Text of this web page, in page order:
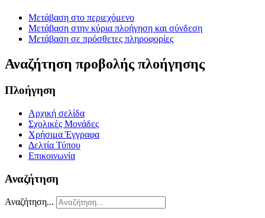
Μετάβαση στο περιεχόμενο
Μετάβαση στην κύρια πλοήγηση και σύνδεση
Μετάβαση σε πρόσθετες πληροφορίες
Αναζήτηση προβολής πλοήγησης
Πλοήγηση
Αρχική σελίδα
Σχολικές Μονάδες
Χρήσιμα Έγγραφα
Δελτία Τύπου
Επικοινωνία
Αναζήτηση
Αναζήτηση...